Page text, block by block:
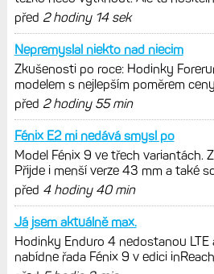
Zaměření zátěže:
trénink produktivní a
v optimálních
Garmin poprvé
300 dolarů. Cena
měsíců výrazně